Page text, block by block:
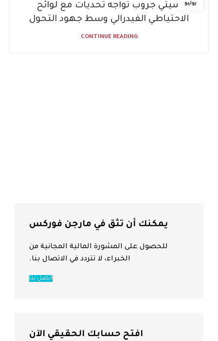
يوليو
سيتي جروب تواجه تحديات مع لوائح
الاحتياطي الفيدرالي وسط جهود التحول
CONTINUE READING
يمكنك أن تثق في مارجن فوركس
للحصول على المشورة المالية المجانية من
الخبراء، لا تتردد في الاتصال بنا.
اتصل بنا
افتح حسابك الحقيقي الآن